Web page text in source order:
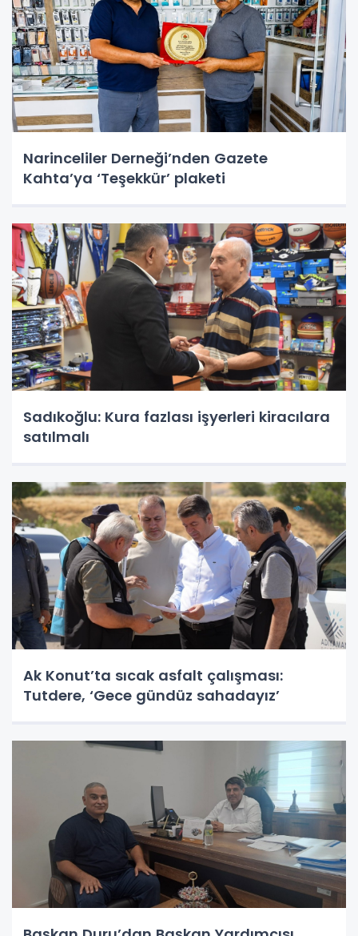
Narinceliler Derneği’nden Gazete
Kahta’ya ‘Teşekkür’ plaketi
Sadıkoğlu: Kura fazlası işyerleri kiracılara
satılmalı
Ak Konut’ta sıcak asfalt çalışması:
Tutdere, ‘Gece gündüz sahadayız’